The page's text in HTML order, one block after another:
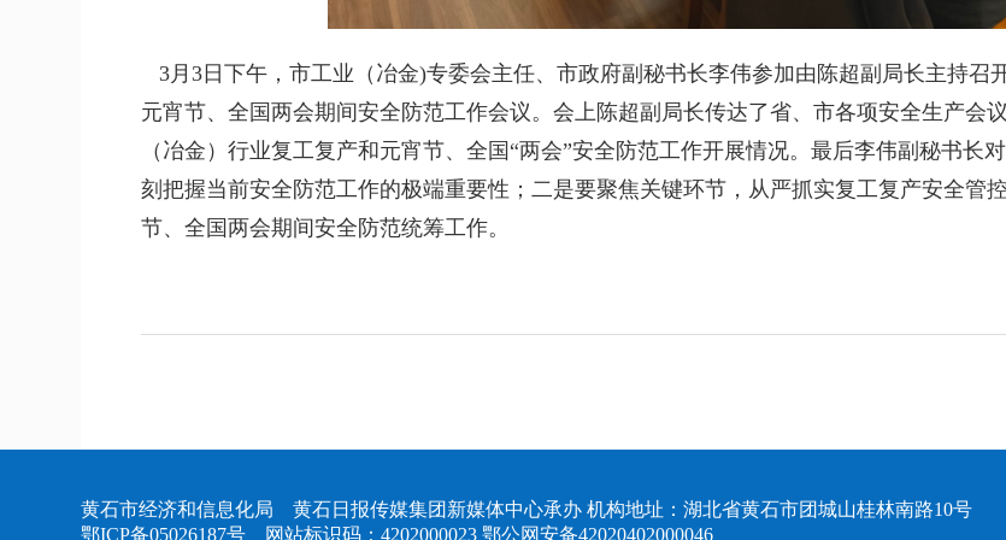
3月3日下午，市工业（冶金)专委会主任、市政府副秘书长李伟参加由陈超副局长主持召
元宵节、全国两会期间安全防范工作会议。会上陈超副局长传达了省、市各项安全生产会
（冶金）行业复工复产和元宵节、全国“两会”安全防范工作开展情况。最后李伟副秘书长
刻把握当前安全防范工作的极端重要性；二是要聚焦关键环节，从严抓实复工复产安全管
节、全国两会期间安全防范统筹工作。
黄石市经济和信息化局 黄石日报传媒集团新媒体中心承办 机构地址：湖北省黄石市团城山桂林南路10号
鄂ICP备05026187号 网站标识码：4202000023 鄂公网安备42020402000046